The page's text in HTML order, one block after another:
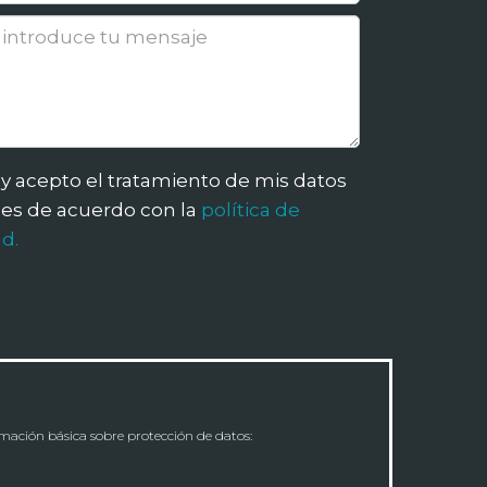
acepto el tratamiento de mis datos
de acuerdo con la política de
básica sobre protección de datos: